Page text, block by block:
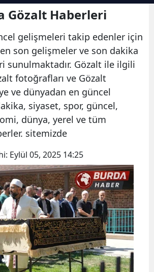
Gözalt Haberleri
gelişmeleri takip edenler için
son gelişmeler ve son dakika
sunulmaktadır. Gözalt ile ilgili
fotoğrafları ve Gözalt
ve dünyadan en güncel
siyaset, spor, güncel,
dünya, yerel ve tüm
sitemizde
Eylül 05, 2025 14:25